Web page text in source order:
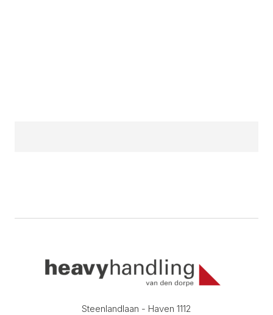
Steenlandlaan - Haven 1112